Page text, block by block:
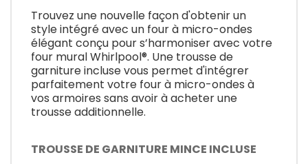
Trouvez une nouvelle façon d'obtenir un
style intégré avec un four à micro-ondes
élégant conçu pour s’harmoniser avec votre
four mural Whirlpool®. Une trousse de
garniture incluse vous permet d'intégrer
parfaitement votre four à micro-ondes à
vos armoires sans avoir à acheter une
trousse additionnelle.
TROUSSE DE GARNITURE MINCE INCLUSE